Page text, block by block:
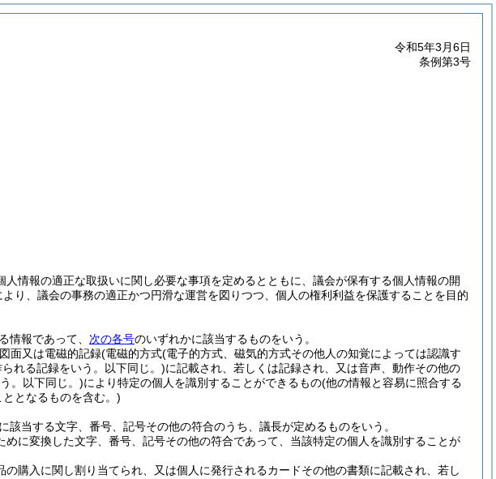
令和5年3月6日
条例第3号
人情報の適正な取扱いに関し必要な事項を定めるとともに、議会が保有する個人情報の開
り、議会の事務の適正かつ円滑な運営を図りつつ、個人の権利利益を保護することを目的
情報であって、 次の各号のいずれかに該当するものをいう。
面又は電磁的記録(電磁的方式(電子的方式、磁気的方式その他人の知覚によっては認識す
られる記録をいう。以下同じ。)に記載され、若しくは記録され、又は音声、動作その他の
。以下同じ。)により特定の個人を識別することができるもの(他の情報と容易に照合する
となるものを含む。)
該当する文字、番号、記号その他の符合のうち、議長が定めるものをいう。
に変換した文字、番号、記号その他の符合であって、当該特定の個人を識別することが
購入に関し割り当てられ、又は個人に発行されるカードその他の書類に記載され、若し